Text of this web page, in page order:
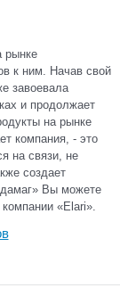
рынке
к ним. Начав свой
завоевала
и продолжает
на рынке
компания, - это
на связи, не
создает
Вы можете
«Еlari».